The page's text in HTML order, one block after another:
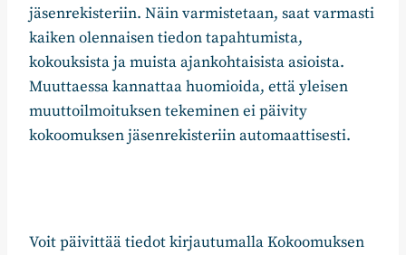
jäsenrekisteriin. Näin varmistetaan, saat varmasti
kaiken olennaisen tiedon tapahtumista,
kokouksista ja muista ajankohtaisista asioista.
Muuttaessa kannattaa huomioida, että yleisen
muuttoilmoituksen tekeminen ei päivity
kokoomuksen jäsenrekisteriin automaattisesti.
Voit päivittää tiedot kirjautumalla Kokoomuksen